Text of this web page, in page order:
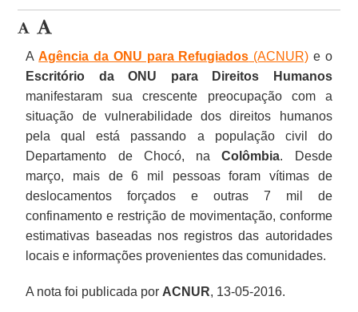
AAgência da ONU para Refugiados (ACNUR) e o
Escritório da ONU para Direitos Humanos
manifestaram sua crescente preocupação com a
situação de vulnerabilidade dos direitos humanos
pela qual está passando a população civil do
Departamento de Chocó, naColômbia. Desde
março, mais de 6 mil pessoas foram vítimas de
deslocamentos forçados e outras 7 mil de
confinamento e restrição de movimentação, conforme
estimativas baseadas nos registros das autoridades
locais e informações provenientes das comunidades.
A nota foi publicada por ACNUR, 13-05-2016.